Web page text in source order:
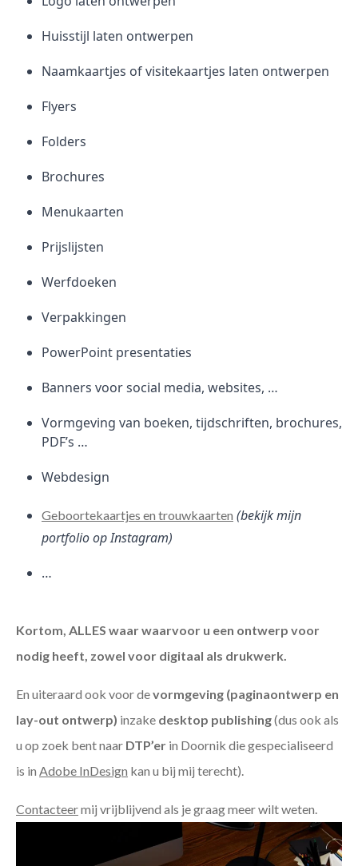
Huisstijl laten ontwerpen
Naamkaartjes of visitekaartjes laten ontwerpen
Flyers
Folders
Brochures
Menukaarten
Prijslijsten
Werfdoeken
Verpakkingen
PowerPoint presentaties
Banners voor social media, websites, …
Vormgeving van boeken, tijdschriften, brochures,
PDF’s …
Webdesign
Geboortekaartjes en trouwkaarten (bekijk mijn
portfolio op Instagram)
…
Kortom, ALLES waar waarvoor u een ontwerp voor
nodig heeft, zowel voor digitaal als drukwerk.
En uiteraard ook voor devormgeving (paginaontwerp en
lay-out ontwerp) inzake desktop publishing(dus ook als
u op zoek bent naar DTP’er in Doornik die gespecialiseerd
is in Adobe InDesign kan u bij mij terecht).
Contacteermij vrijblijvend als je graag meer wilt weten.